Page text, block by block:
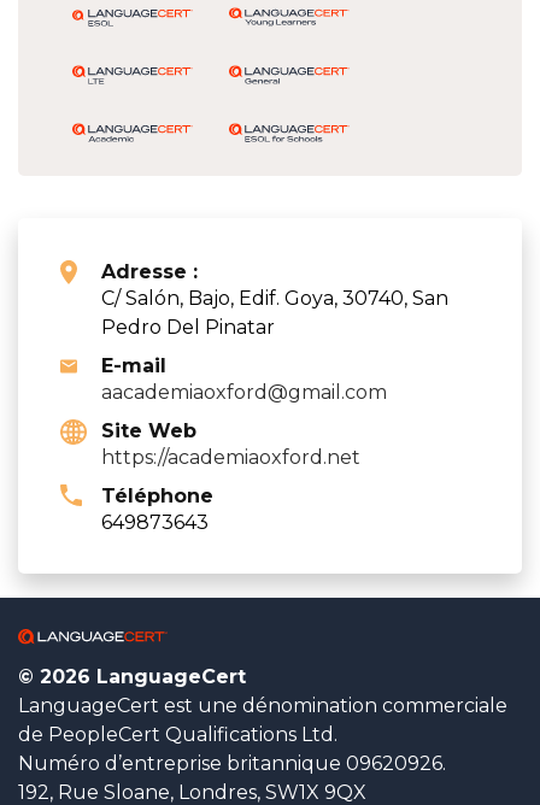
Adresse :
C/ Salón, Bajo, Edif. Goya, 30740, San
Pedro Del Pinatar
E-mail
aacademiaoxford@gmail.com
Site Web
https://academiaoxford.net
Téléphone
649873643
© 2026 LanguageCert
LanguageCert est une dénomination commerciale
de PeopleCert Qualifications Ltd.
Numéro d’entreprise britannique 09620926.
192, Rue Sloane, Londres, SW1X 9QX